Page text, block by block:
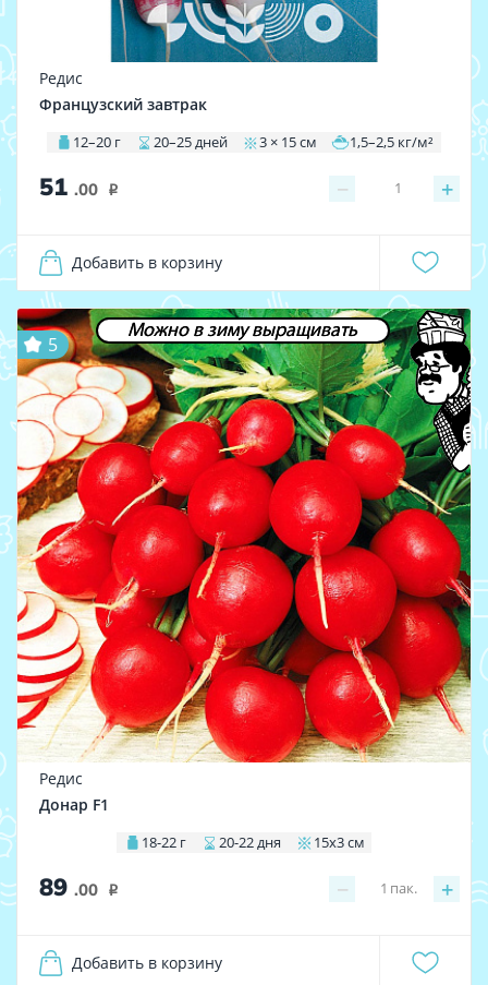
Редис
Французский завтрак
12–20 г 20–25 дней 3 × 15 см 1,5–2,5 кг/м²
51 .00 i − +
1
Добавить в корзину
Можно в зиму выращивать
5
Редис
Донар F1
18-22 г 20-22 дня 15х3 см
89 .00 i − +
1 пак.
Добавить в корзину